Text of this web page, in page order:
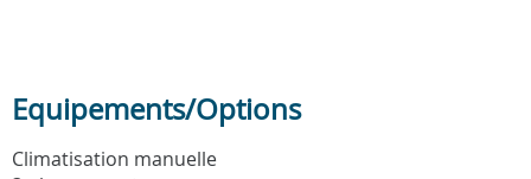
Equipements/Options
Climatisation manuelle